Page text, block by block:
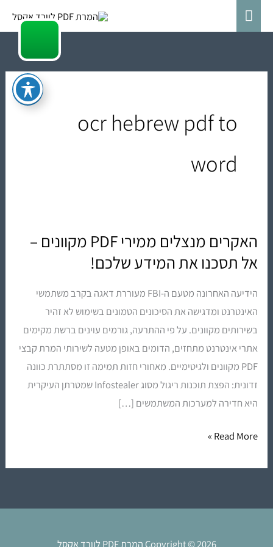
תפריט
ocr hebrew pdf to
word
האקרים מנצלים ממירי PDF מקוונים –
אל תסכנו את המידע שלכם!
הידיעה האחרונה מטעם ה-FBI מעוררת דאגה בקרב משתמשי
האינטרנט ומדגישה את הסיכונים הטמונים בשימוש לא זהיר
בשירותים מקוונים. על פי ההתרעה, גורמים עוינים ברשת מקימים
אתרי אינטרנט מתחזים, הדומים באופן מטעה לשירותי המרת קבצי
PDF מקוונים ולגיטימיים. מאחורי חזות תמימה זו מסתתרת כוונה
זדונית: הפצת תוכנות ריגול מסוג Infostealer שמטרתן העיקרית
היא חדירה למערכות המשתמשים […]
האקרים
מנצלים
PDF
מקוונים
–
אל
תסכנו
את
המידע
Read More »
Copyright © 2026 המרת PDF לוורד אקסל